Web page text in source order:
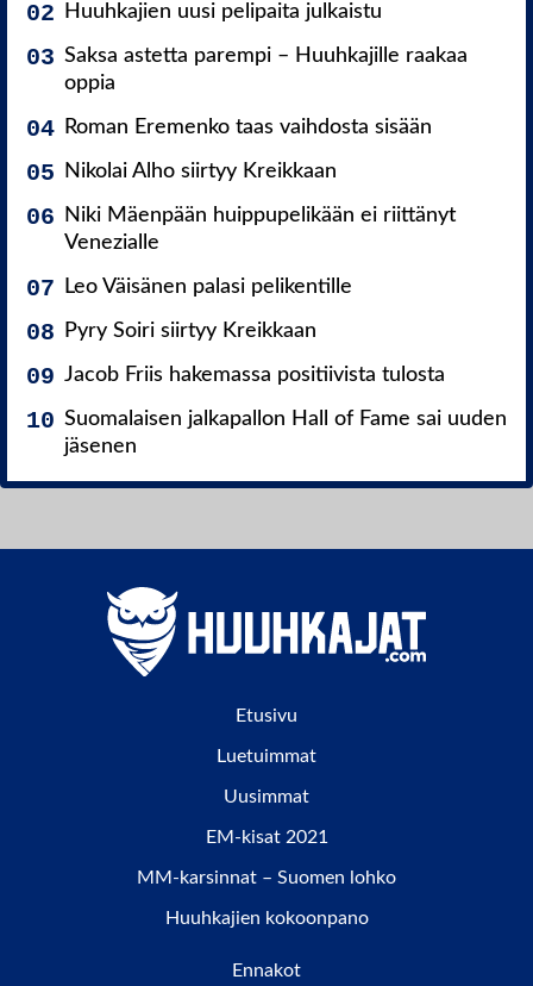
Huuhkajien uusi pelipaita julkaistu
Saksa astetta parempi – Huuhkajille raakaa
oppia
Roman Eremenko taas vaihdosta sisään
Nikolai Alho siirtyy Kreikkaan
Niki Mäenpään huippupelikään ei riittänyt
Venezialle
Leo Väisänen palasi pelikentille
Pyry Soiri siirtyy Kreikkaan
Jacob Friis hakemassa positiivista tulosta
Suomalaisen jalkapallon Hall of Fame sai uuden
jäsenen
Etusivu
Luetuimmat
Uusimmat
EM-kisat 2021
MM-karsinnat – Suomen lohko
Huuhkajien kokoonpano
Ennakot